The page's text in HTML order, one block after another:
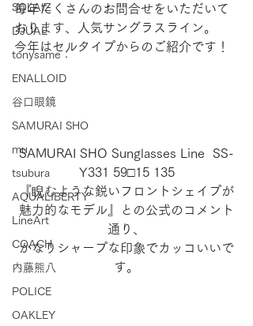
SOLAIZ
DJUAL
tonysame：
ENALLOID
谷口眼鏡
SAMURAI SHO
mu
tsubura
AQUALIBERTY
LineArt
COACH
内藤熊八
POLICE
OAKLEY
毎年たくさんのお問合せをいただいて
おります、人気サングラスライン。
今年はセルタイプからのご紹介です！
SAMURAI SHO Sunglasses Line  SS-
Y331 59□15 135
『睨むような鋭いフロントシェイプが
魅力的なモデル』との公式のコメント
通り、
かなりシャープな印象でカッコいいで
す。